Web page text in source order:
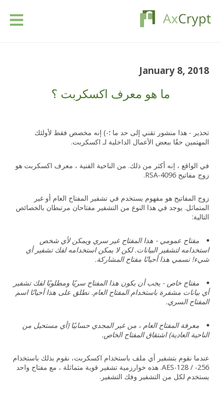
الصناعات
تسجيل الدخول
January 8, 2018
ما هو معرف اكسكربت ؟
تحذير - هذا منشور تقني إلى حد ما ؛-) إنه مخصص فقط لأولئك
المهتمين حقًا ببعض الأعمال الداخلية لـ اكسكربت.
في الواقع ، إنه أكثر من ذلك. من الناحية الفنية ، معرف اكسكربت هو
زوج مفاتيح RSA-4096.
زوج المفاتيح هو مفهوم يستخدم في تشفير المفتاح العام أو غير
المتماثل. يوجد في هذا النوع من التشفير مفتاحان مرتبطان بالخصائص
التالية:
مفتاح عمومي - هذا المفتاح غير سري ويمكن لأي شخص
استخدامه لتشفير البيانات. لكن لا يمكن استخدامه لفك تشفير أي
شيء! نسمي هذا أحيانًا مفتاح المشاركة.
مفتاح خاص - يجب أن يكون هذا المفتاح سريًا ومطلوبًا لفك تشفير
أي بيانات مشفرة باستخدام المفتاح العام. نطلق على هذا أحيانًا اسم
المفتاح السري.
معرفة المفتاح العام ، من غير المجدي حسابيًا (أي مستحيل من
الناحية العادية) اشتقاق المفتاح الخاص.
عندما نقوم بتشفير أي ملف باستخدام اكسكربت، نقوم بذلك باستخدام
AES-128 / -256. هذه خوارزمية تشفير قوية متماثلة ، مع مفتاح واحد
يستخدم لكل من التشفير وفك التشفير.